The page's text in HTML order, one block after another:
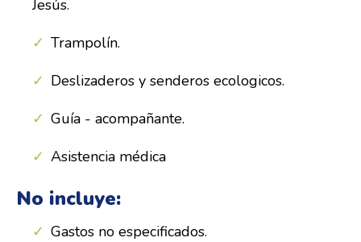
Jesús.
Trampolín.
Deslizaderos y senderos ecologicos.
Guía - acompañante.
Asistencia médica
No incluye:
Gastos no especificados.